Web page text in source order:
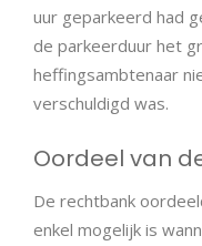
uur geparkeerd had
de parkeerduur het
heffingsambtenaar
verschuldigd was.
Oordeel van
De rechtbank
enkel mogelijk is